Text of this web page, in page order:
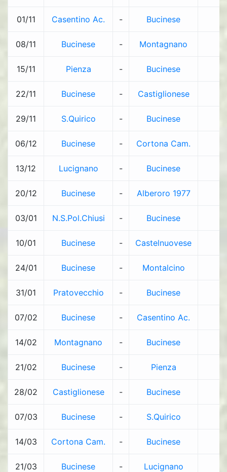
01/11 Casentino Ac. - Bucinese
08/11 Bucinese - Montagnano
15/11 Pienza - Bucinese
22/11 Bucinese - Castiglionese
29/11 S.Quirico - Bucinese
06/12 Bucinese - Cortona Cam.
13/12 Lucignano - Bucinese
20/12 Bucinese - Alberoro 1977
03/01 N.S.Pol.Chiusi - Bucinese
10/01 Bucinese - Castelnuovese
24/01 Bucinese - Montalcino
31/01 Pratovecchio - Bucinese
07/02 Bucinese - Casentino Ac.
14/02 Montagnano - Bucinese
21/02 Bucinese - Pienza
28/02 Castiglionese - Bucinese
07/03 Bucinese - S.Quirico
14/03 Cortona Cam. - Bucinese
21/03 Bucinese - Lucignano